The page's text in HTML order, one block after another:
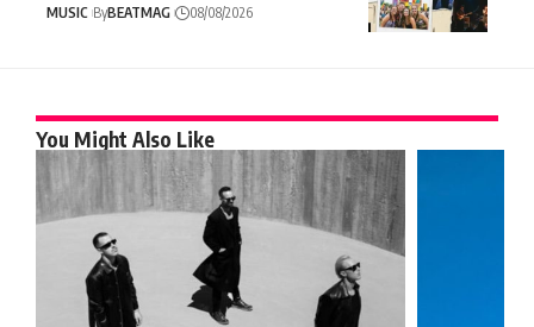
MUSIC ByBEATMAG 08/08/2026
You Might Also Like